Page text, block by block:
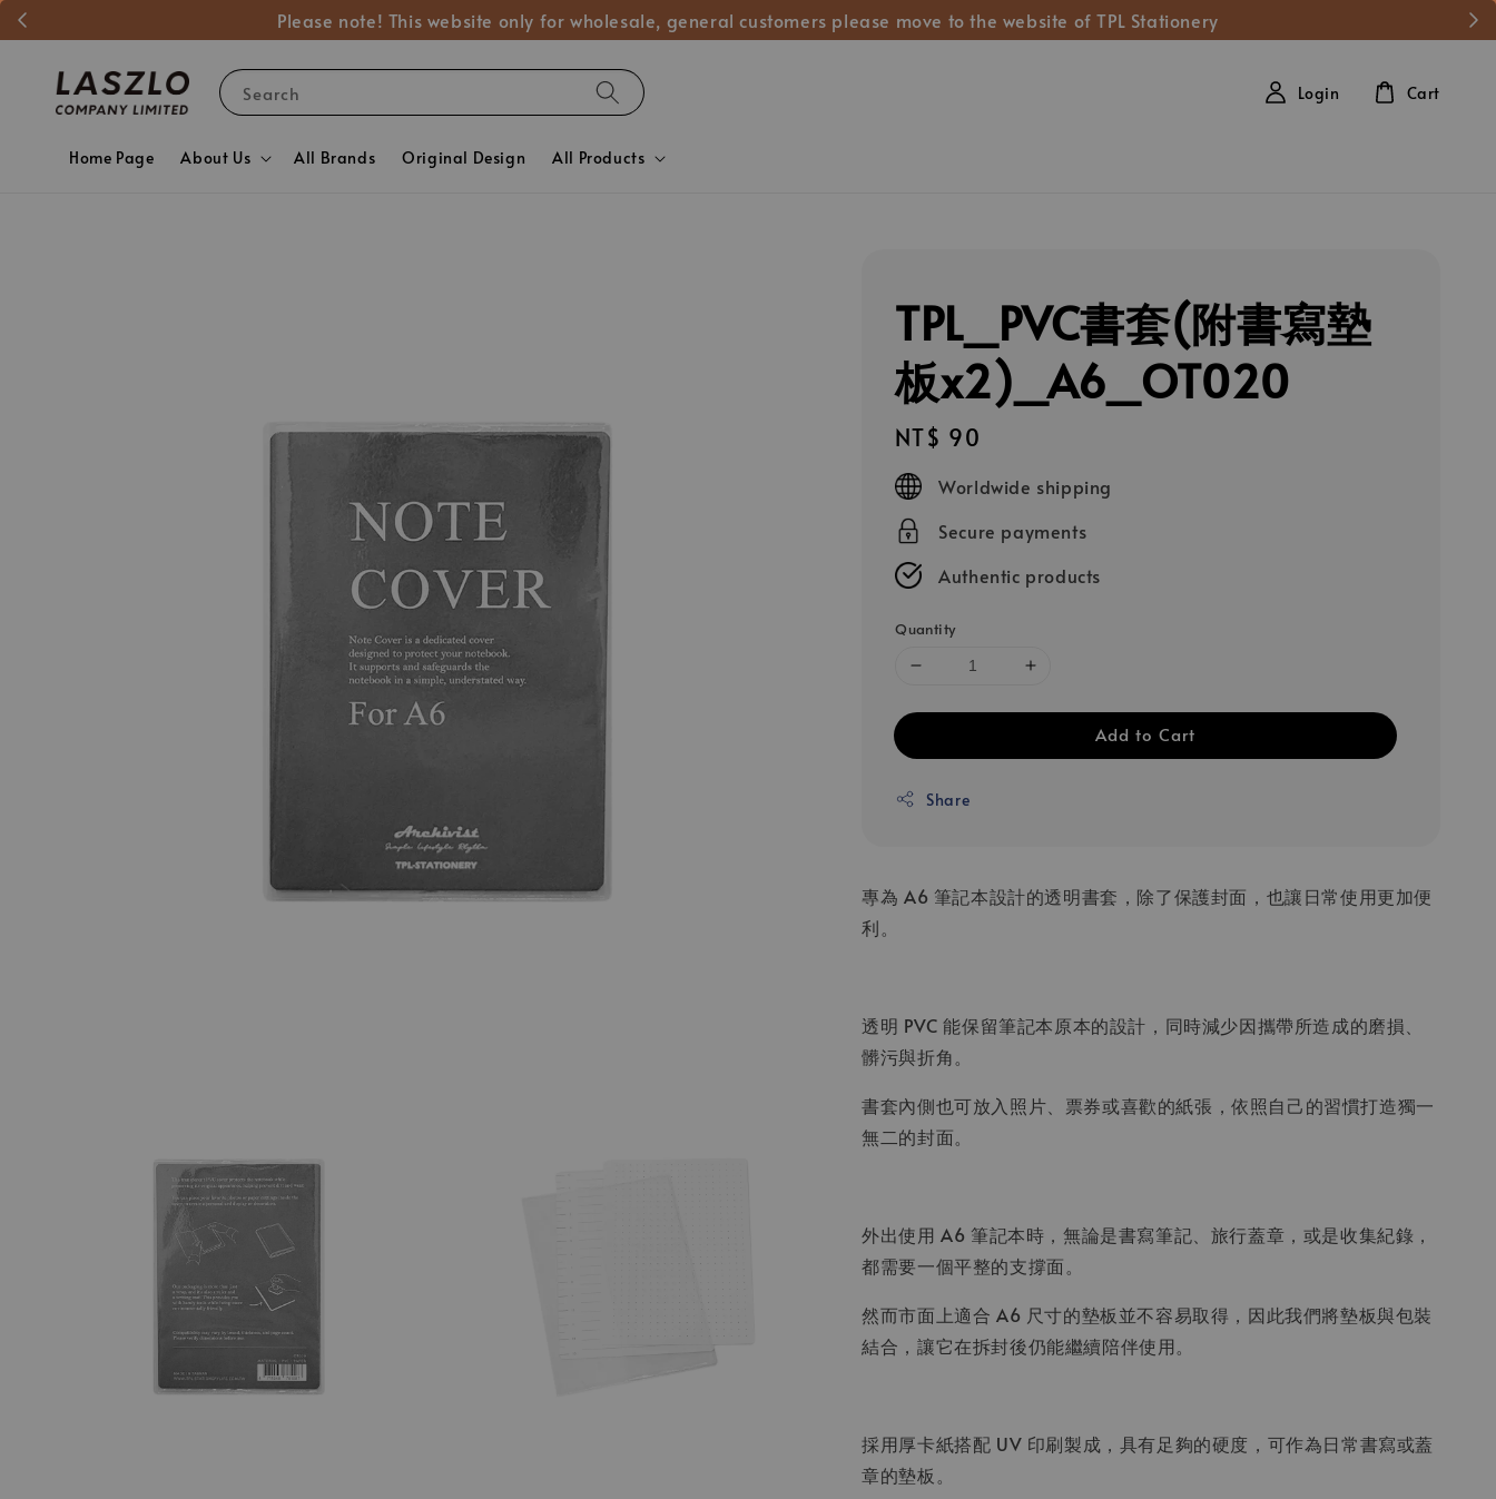
Please note! This website only for wholesale, general customers please move to the website of TPL Stationery
Search
Home Page About Us All Brands Original Design All Products
Login Cart
TPL_PVC書套(附書寫墊
板x2)_A6_OT020
Regular
price
NT$ 90
Worldwide shipping
Secure payments
Authentic products
Quantity
Add to Cart
Share
專為 A6 筆記本設計的透明書套，除了保護封面，也讓日常使用更加便
利。
透明 PVC 能保留筆記本原本的設計，同時減少因攜帶所造成的磨損、
髒污與折角。
書套內側也可放入照片、票券或喜歡的紙張，依照自己的習慣打造獨一
無二的封面。
外出使用 A6 筆記本時，無論是書寫筆記、旅行蓋章，或是收集紀錄，
都需要一個平整的支撐面。
然而市面上適合 A6 尺寸的墊板並不容易取得，因此我們將墊板與包裝
結合，讓它在拆封後仍能繼續陪伴使用。
採用厚卡紙搭配 UV 印刷製成，具有足夠的硬度，可作為日常書寫或蓋
章的墊板。